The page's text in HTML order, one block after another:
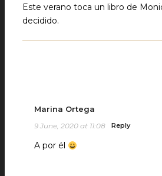
Este verano toca un libro de
decidido.
Marina Ortega
9 June, 2020 at 11:08 Reply
A por él